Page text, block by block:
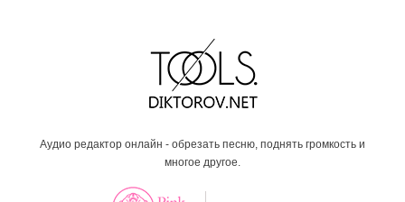
Аудио редактор онлайн - обрезать песню, поднять громкость и
многое другое.